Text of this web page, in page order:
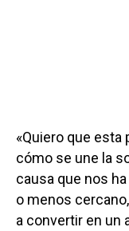
«Quiero que
cómo se une la
causa que nos
o menos
a convertir en un